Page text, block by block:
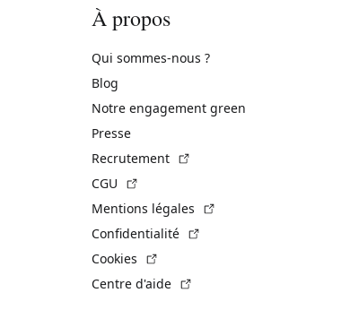
À propos
Qui sommes-nous ?
Blog
Notre engagement green
Presse
Recrutement
CGU
Mentions légales
Confidentialité
Cookies
Centre d'aide